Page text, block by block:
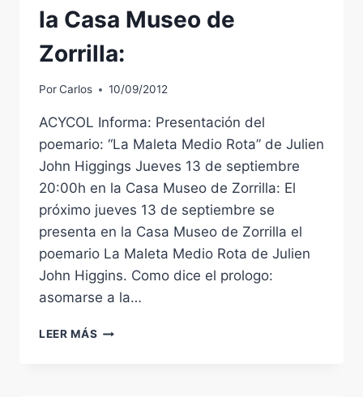
la Casa Museo de
Zorrilla:
PorCarlos 10/09/2012
ACYCOL Informa: Presentación del
poemario: “La Maleta Medio Rota” de Julien
John Higgings Jueves 13 de septiembre
20:00h en la Casa Museo de Zorrilla: El
próximo jueves 13 de septiembre se
presenta en la Casa Museo de Zorrilla el
poemario La Maleta Medio Rota de Julien
John Higgins. Como dice el prologo:
asomarse a la…
LEER MÁS ACYCOL